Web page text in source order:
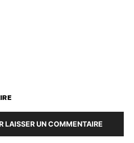
LAISSER UN COMMENTAIRE